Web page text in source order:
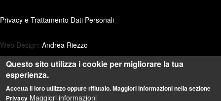
Privacy e Trattamento Dati Personali
Web Design: Andrea Riezzo
Questo sito utilizza i cookie per migliorare la tua
esperienza.
Accetta il loro utilizzo oppure rifiutalo. Maggiori informazioni nella sezione
Privacy Maggiori informazioni